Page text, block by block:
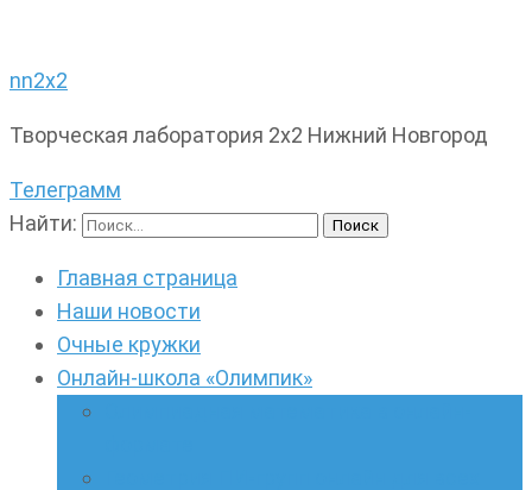
nn2x2
Творческая лаборатория 2х2 Нижний Новгород
Телеграмм
Найти:
Главная страница
Наши новости
Очные кружки
Онлайн-школа «Олимпик»